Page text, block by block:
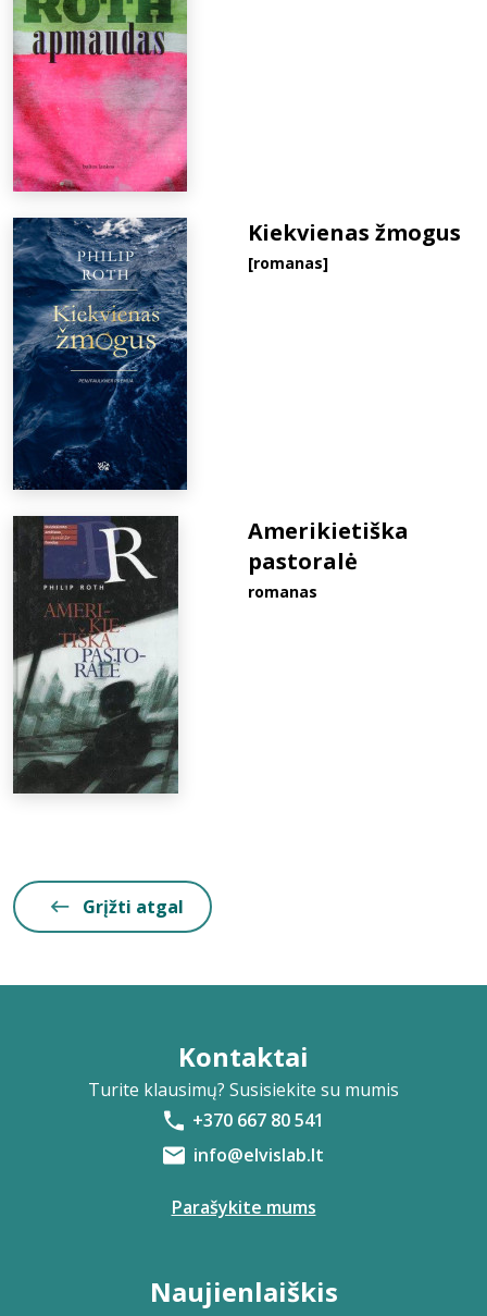
Kiekvienas žmogus
[romanas]
Amerikietiška
pastoralė
romanas
Grįžti atgal
Kontaktai
Turite klausimų? Susisiekite su mumis
+370 667 80 541
info@elvislab.lt
Parašykite mums
Naujienlaiškis